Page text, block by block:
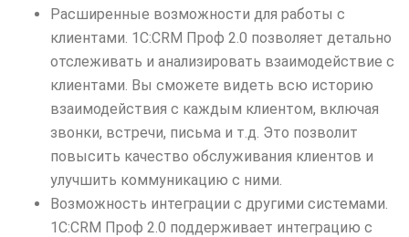
Расширенные возможности для работы с
клиентами. 1C:CRM Проф 2.0 позволяет детально
отслеживать и анализировать взаимодействие с
клиентами. Вы сможете видеть всю историю
взаимодействия с каждым клиентом, включая
звонки, встречи, письма и т.д. Это позволит
повысить качество обслуживания клиентов и
улучшить коммуникацию с ними.
Возможность интеграции с другими системами.
1C:CRM Проф 2.0 поддерживает интеграцию с